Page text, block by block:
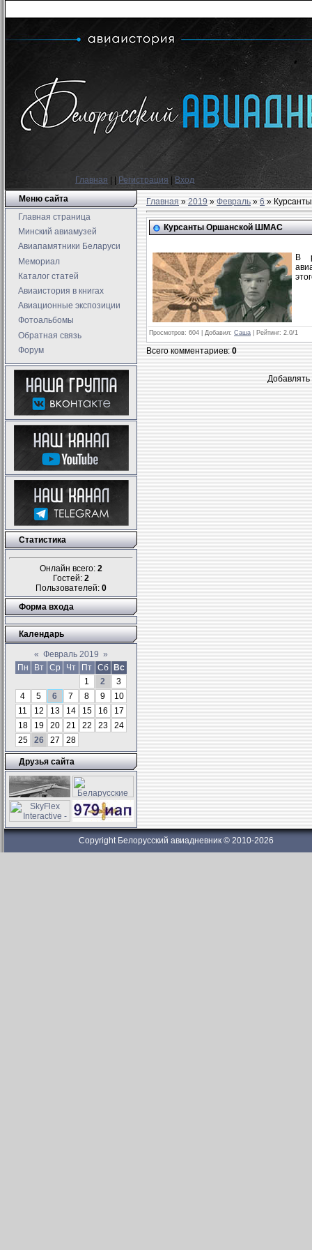
Главная Регистрация
Вход
Меню сайта
Главная страница
Минский авиамузей
Авиапамятники Беларуси
Мемориал
Каталог статей
Авиаистория в книгах
Авиационные экспозиции
Фотоальбомы
Обратная связь
Форум
Статистика
Онлайн всего: 2
Гостей: 2
Пользователей: 0
Форма входа
Календарь
« Февраль 2019 »
Пн
Вт Ср Чт Пт Сб
Вс
1
2
3
4
5 6 7 8 9
10
11
12 13 14 15 16
17
18
19 20 21 22 23
24
25
26 27 28
Друзья сайта
Главная»2019 » Февраль » 6»
Курсанты Оршанской ШМАС
В
Просмотров: 604 | Добавил: Саша Рейтинг: 2.0/1
Всего комментариев:0
Добавлять
Copyright Белорусский авиадневник © 2010-2026